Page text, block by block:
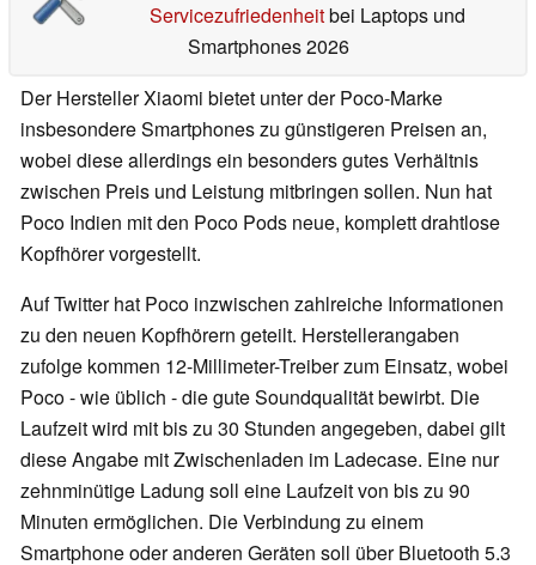
Servicezufriedenheitbei Laptops und
Smartphones 2026
Der Hersteller Xiaomi bietet unter der Poco-Marke
insbesondere Smartphones zu günstigeren Preisen an,
wobei diese allerdings ein besonders gutes Verhältnis
zwischen Preis und Leistung mitbringen sollen. Nun hat
Poco Indien mit den Poco Pods neue, komplett drahtlose
Kopfhörer vorgestellt.
Auf Twitter hat Poco inzwischen zahlreiche Informationen
zu den neuen Kopfhörern geteilt. Herstellerangaben
zufolge kommen 12-Millimeter-Treiber zum Einsatz, wobei
Poco - wie üblich - die gute Soundqualität bewirbt. Die
Laufzeit wird mit bis zu 30 Stunden angegeben, dabei gilt
diese Angabe mit Zwischenladen im Ladecase. Eine nur
zehnminütige Ladung soll eine Laufzeit von bis zu 90
Minuten ermöglichen. Die Verbindung zu einem
Smartphone oder anderen Geräten soll über Bluetooth 5.3